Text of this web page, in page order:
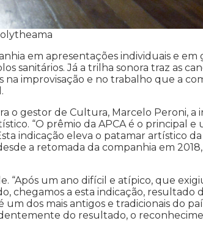
em apresentações individuais e
sanitários. Já a trilha sonora traz as
na improvisação e no trabalho que a
o gestor de Cultura, Marcelo Peroni, a
“O prêmio da APCA é o principal e
indicação eleva o patamar artístico da
a retomada da companhia em
“Após um ano difícil e atípico, que
chegamos a esta indicação, resultado
dos mais antigos e tradicionais do
do resultado, o